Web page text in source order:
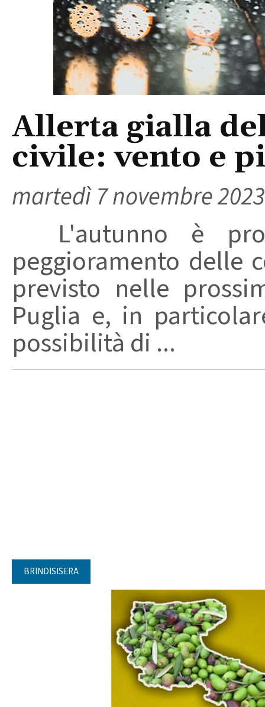
Allerta gialla
civile: vento e
martedì 7 novembre 2023
L'autunno è
peggioramento delle
previsto nelle
Puglia e, in
possibilità di ...
BRINDISISERA